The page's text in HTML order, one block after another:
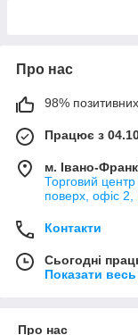
Про нас
98% позитивних
Працює з
м. Івано-
Торговий
поверх, офіс 2,
Контакти
Сьогодні
Показати
Про нас